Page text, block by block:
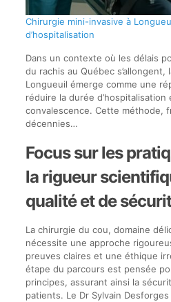
Chirurgie mini-invasive à
d’hospitalisation
Dans un contexte où les délais
du rachis au Québec
Longueuil émerge comme une
réduire la durée d’hospitalisation
convalescence. Cette méthode,
décennies…
Focus sur les
la rigueur
qualité et de
La chirurgie du cou, domaine
nécessite une approche
preuves claires et une éthique
étape du parcours est pensée
principes, assurant ainsi la
patients. Le Dr Sylvain